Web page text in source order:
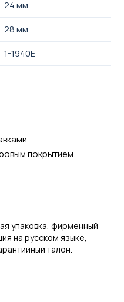
24 мм.
28 мм.
1-1940E
покрытием.
упаковка, фирменный
на русском языке,
талон.